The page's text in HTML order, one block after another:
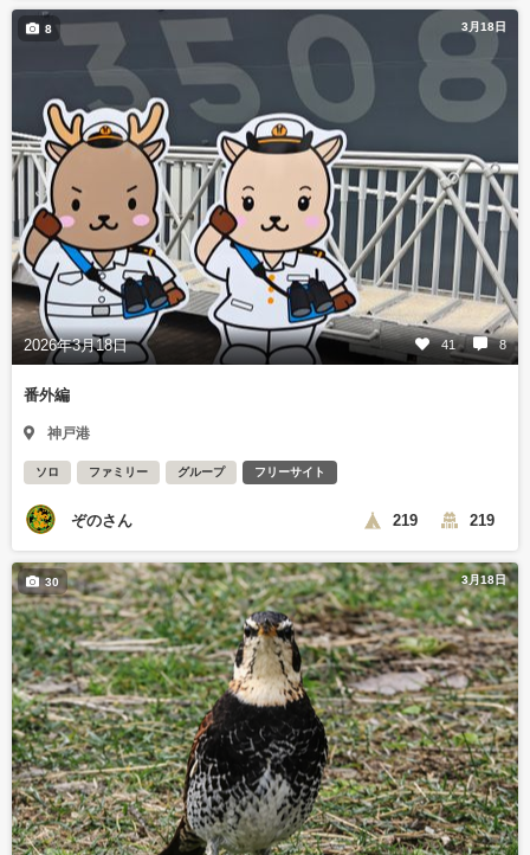
3月18日
2026年3月18日 41 8
8
番外編
神戸港
ソロ ファミリー グループ フリーサイト
ぞのさん 219 219
3月18日
30